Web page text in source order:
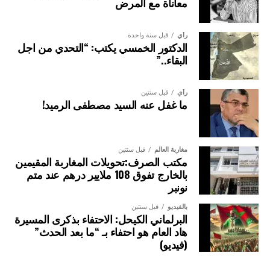
رأي قبل سنة واحدة
الدكتور الخمسي يكتب: “التحدي من اجل
البقاء..”
رأي قبل سنتين
ما غفل عنه السيد مصطفى الرميد!
مغاربة العالم قبل سنتين
مكتب الصرف:تحويلات المغاربة المقيمين
بالخارج تفوق 108 ملايير درهم عند متم
نونبر
بالفيديو قبل سنتين
البرلماني الكيحل: الاحتفاء بذكرى المسيرة
هاد العام هو احتفاء بـ “ما بعد الحدث”
(فيديو)